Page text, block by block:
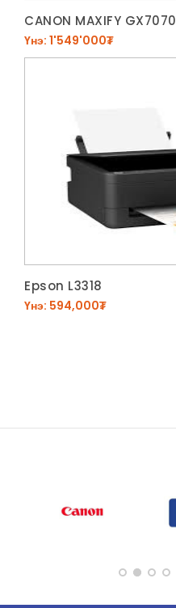
CANON MAXIFY GX7070
Үнэ: 1'549'000₮
Epson L3318
Үнэ: 594,000₮